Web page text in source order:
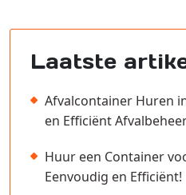
Laatste
Afvalcontainer Huren
en Efficiënt
Huur een Container
Eenvoudig en Efficiënt!